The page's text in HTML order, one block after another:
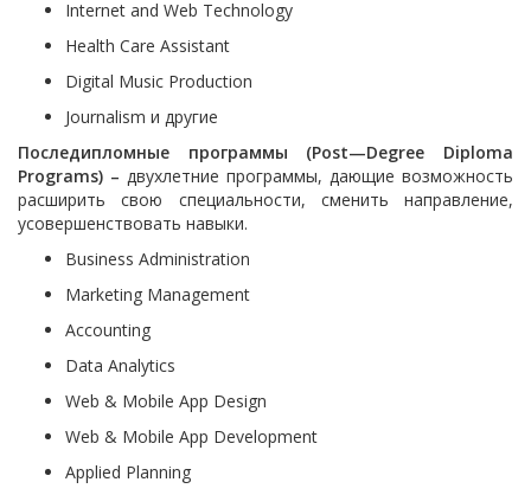
Internet and Web Technology
Health Care Assistant
Digital Music Production
Journalism и другие
Последипломные программы (Post—Degree
Diploma
Programs) – двухлетние программы, дающие возможность
расширить свою специальности, сменить направление,
усовершенствовать навыки.
Business Administration
Marketing Management
Accounting
Data Analytics
Web & Mobile App Design
Web & Mobile App Development
Applied Planning